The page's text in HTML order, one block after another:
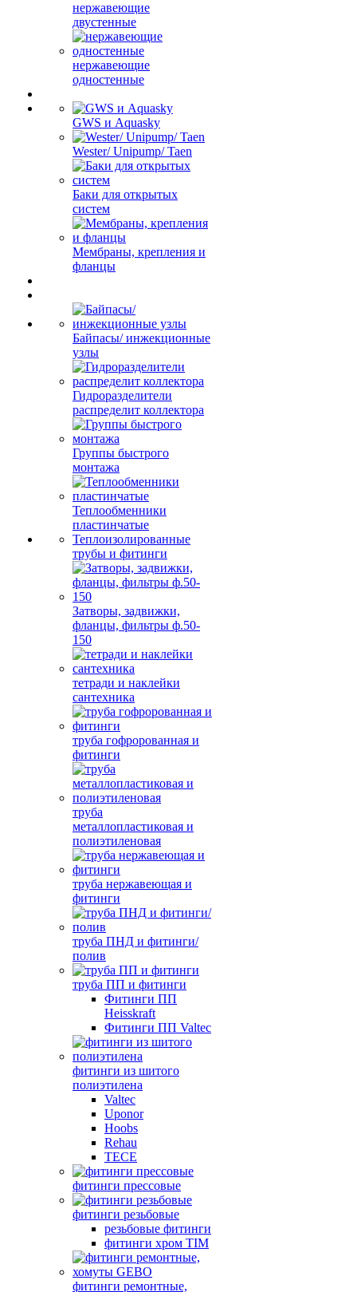
нержавеющие
двустенные
нержавеющие
одностенные
GWS и Aquasky
Wester/ Unipump/ Taen
Баки для открытых
систем
Мембраны, крепления и
фланцы
Байпасы/ инжекционные
узлы
Гидроразделители
распределит коллектора
Группы быстрого
монтажа
Теплообменники
пластинчатые
Теплоизолированные
трубы и фитинги
Затворы, задвижки,
фланцы, фильтры ф.50-
150
тетради и наклейки
сантехника
труба гофророванная и
фитинги
труба
металлопластиковая и
полиэтиленовая
труба нержавеющая и
фитинги
труба ПНД и фитинги/
полив
труба ПП и фитинги
Фитинги ПП
Heisskraft
Фитинги ПП Valtec
фитинги из шитого
полиэтилена
Valtec
Uponor
Hoobs
Rehau
TECE
фитинги прессовые
фитинги резьбовые
резьбовые фитинги
фитинги хром TIM
фитинги ремонтные,